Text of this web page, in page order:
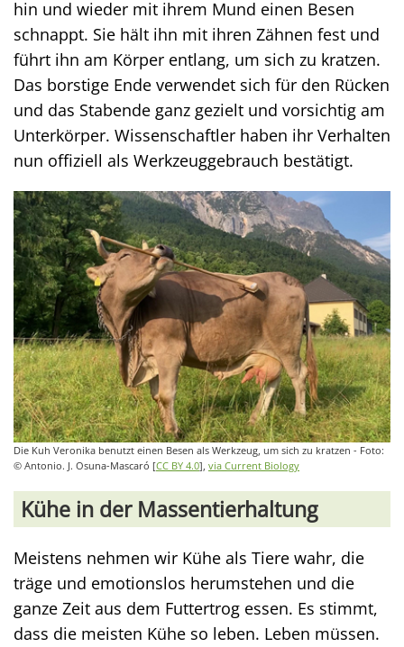
hin und wieder mit ihrem Mund einen Besen
schnappt. Sie hält ihn mit ihren Zähnen fest und
führt ihn am Körper entlang, um sich zu kratzen.
Das borstige Ende verwendet sich für den Rücken
und das Stabende ganz gezielt und vorsichtig am
Unterkörper. Wissenschaftler haben ihr Verhalten
nun offiziell als Werkzeuggebrauch bestätigt.
Die Kuh Veronika benutzt einen Besen als Werkzeug, um sich zu kratzen - Foto:
© Antonio. J. Osuna-Mascaró [CC BY 4.0], via Current Biology
Kühe in der Massentierhaltung
Meistens nehmen wir Kühe als Tiere wahr, die
träge und emotionslos herumstehen und die
ganze Zeit aus dem Futtertrog essen. Es stimmt,
dass die meisten Kühe so leben. Leben müssen.